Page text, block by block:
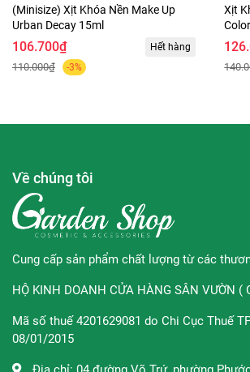
(Minisize) Xịt Khóa Nền Make Up
Urban Decay 15ml
106.700₫
110.000₫ -3%
Hết hàng
Xịt
Về chúng tôi
Cung cấp sản phẩm chất lượng từ các
HỘ KINH DOANH CỬA HÀNG SÂN VƯỜN (
Mã số thuế 4201629081 do Chi Cục Thuế
08/01/2015